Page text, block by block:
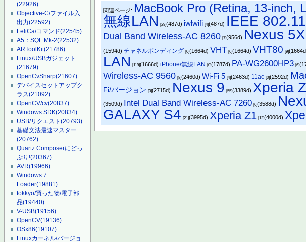
(22926)
Objective-C/ファイル入
出力(22592)
FeliCa/コマンド(22545)
A5：SQL Mk-2(22532)
ARToolKit(21786)
Linux/USBガジェット
(21679)
OpenCvSharp(21607)
デバイスセットアップク
ラス(21092)
OpenCV/cv(20837)
Windows SDK(20834)
USB/リクエスト(20793)
基礎文法最速マスター
(20762)
Quartz Composerにどっ
ぷり!(20367)
AVR(19966)
Windows 7
Loader(19881)
tokkyo/買った物/電子部
品(19440)
V-USB(19156)
OpenCV(19136)
OSx86(19107)
Linuxカーネル/バージョ
関連ページ: MacBook Pro (Retina, 13-inch,
無線LAN
[29](487d) iwlwifi [4](487d) IEEE 802.11
Dual Band Wireless-AC 8260 [7](956d) Nexus 5X
(1594d)チャネルボンディング [0](1664d) VHT [6](1664d) VHT80 [9]
LAN
[119](1666d)iPhone/無線LAN [0](1787d) PA-WG2600HP3 [6]
Wireless-AC 9560 [8](2460d) Wi-Fi 5 [4](2463d) 11ac [0](2592d)
Fi/バージョン [3](2715d) Nexus 9 [55](3389d) Xperia
(3509d) Intel Dual Band Wireless-AC 7260 [6](3588d)
GALAXY S4 [21](3995d)Xperia Z1 [12](4000d)